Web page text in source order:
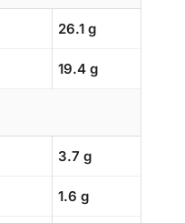
26.1 g
19.4 g
3.7 g
1.6 g